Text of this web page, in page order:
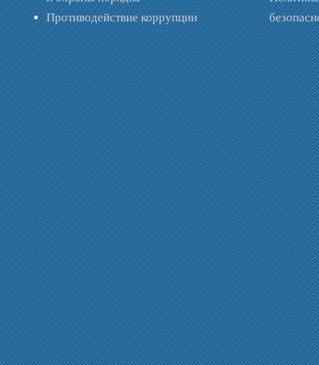
Противодействие коррупции